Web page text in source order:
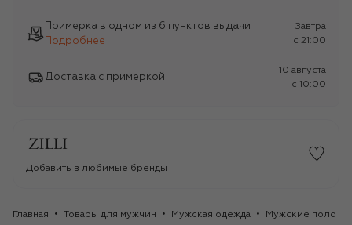
Примерка в одном из 6 пунктов выдачи
Подробнее
Завтра
c 21:00
Доставка с примеркой
10 августа
c 10:00
Добавить в любимые бренды
Главная Товары для мужчин Мужская одежда Мужские поло